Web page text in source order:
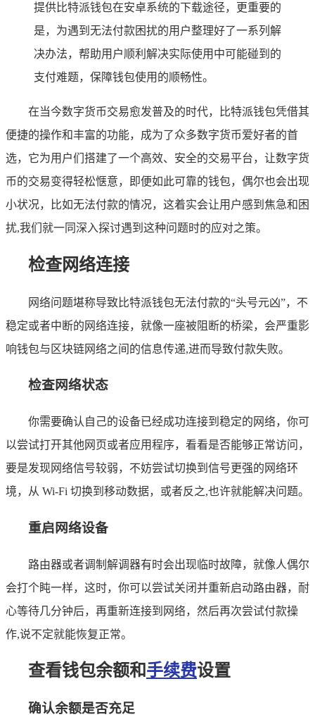
提供比特派钱包在安卓系统的下载途径，更重要的
是，为遇到无法付款困扰的用户整理好了一系列解
决办法，帮助用户顺利解决实际使用中可能碰到的
支付难题，保障钱包使用的顺畅性。
在当今数字货币交易愈发普及的时代，比特派钱包凭借其
便捷的操作和丰富的功能，成为了众多数字货币爱好者的首
选，它为用户们搭建了一个高效、安全的交易平台，让数字货
币的交易变得轻松惬意，即便如此可靠的钱包，偶尔也会出现
小状况，比如无法付款的情况，这着实会让用户感到焦急和困
扰,我们就一同深入探讨遇到这种问题时的应对之策。
检查网络连接
网络问题堪称导致比特派钱包无法付款的“头号元凶”，不
稳定或者中断的网络连接，就像一座被阻断的桥梁，会严重影
响钱包与区块链网络之间的信息传递,进而导致付款失败。
检查网络状态
你需要确认自己的设备已经成功连接到稳定的网络，你可
以尝试打开其他网页或者应用程序，看看是否能够正常访问，
要是发现网络信号较弱，不妨尝试切换到信号更强的网络环
境，从 Wi-Fi 切换到移动数据，或者反之,也许就能解决问题。
重启网络设备
路由器或者调制解调器有时会出现临时故障，就像人偶尔
会打个盹一样，这时，你可以尝试关闭并重新启动路由器，耐
心等待几分钟后，再重新连接到网络，然后再次尝试付款操
作,说不定就能恢复正常。
查看钱包余额和手续费设置
确认余额是否充足